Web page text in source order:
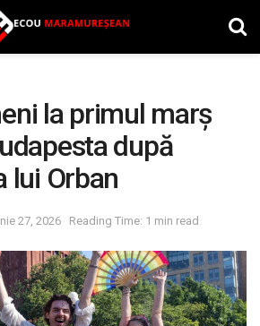
la primul marș
după
lui Orban
27, 2026 Reading Time: 1 min read